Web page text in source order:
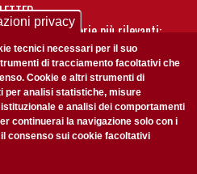
te nostre storie più rilevanti:
della nostra newsletter
privacy
tecnici necessari per il suo
di tracciamento facoltativi che
Cookie e altri strumenti di
per analisi statistiche, misure
e analisi dei comportamenti
continuerai la navigazione solo con i
consenso sui cookie facoltativi